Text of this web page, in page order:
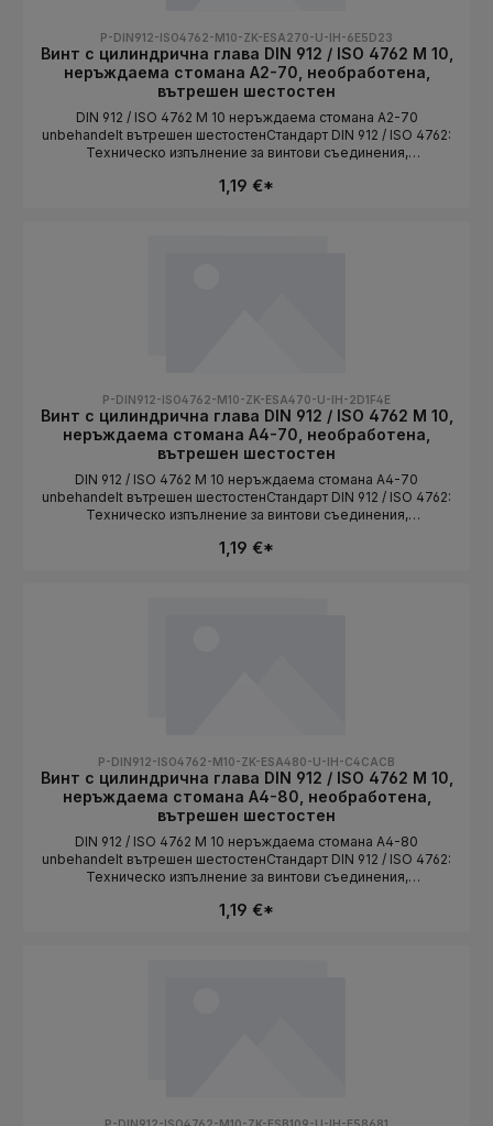
P-DIN912-ISO4762-M10-ZK-ESA270-U-IH-6E5D23
Винт с цилиндрична глава DIN 912 / ISO 4762 M 10,
неръждаема стомана A2-70, необработена,
вътрешен шестостен
DIN 912 / ISO 4762 M 10 неръждаема стомана A2-70
unbehandelt вътрешен шестостенСтандарт DIN 912 / ISO 4762:
Техническо изпълнение за винтови съединения,
вариант.СтандартDIN 912 / ISO 4762Конструктивна
1,19 €*
P-DIN912-ISO4762-M10-ZK-ESA470-U-IH-2D1F4E
Винт с цилиндрична глава DIN 912 / ISO 4762 M 10,
неръждаема стомана A4-70, необработена,
вътрешен шестостен
DIN 912 / ISO 4762 M 10 неръждаема стомана A4-70
unbehandelt вътрешен шестостенСтандарт DIN 912 / ISO 4762:
Техническо изпълнение за винтови съединения,
вариант.СтандартDIN 912 / ISO 4762Конструктивна
1,19 €*
P-DIN912-ISO4762-M10-ZK-ESA480-U-IH-C4CACB
Винт с цилиндрична глава DIN 912 / ISO 4762 M 10,
неръждаема стомана A4-80, необработена,
вътрешен шестостен
DIN 912 / ISO 4762 M 10 неръждаема стомана A4-80
unbehandelt вътрешен шестостенСтандарт DIN 912 / ISO 4762:
Техническо изпълнение за винтови съединения,
вариант.СтандартDIN 912 / ISO 4762Конструктивна
1,19 €*